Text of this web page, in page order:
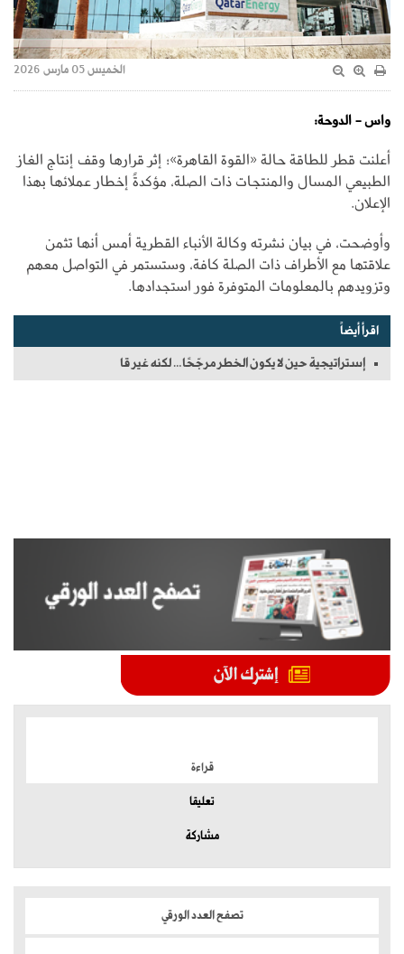
الخميس 05 مارس 2026
واس - الدوحة:
أعلنت قطر للطاقة حالة «القوة القاهرة»؛ إثر قرارها وقف إنتاج الغاز
الطبيعي المسال والمنتجات ذات الصلة، مؤكدةً إخطار عملائها بهذا
الإعلان.
وأوضحت، في بيان نشرته وكالة الأنباء القطرية أمس أنها تثمن
علاقتها مع الأطراف ذات الصلة كافة، وستستمر في التواصل معهم
وتزويدهم بالمعلومات المتوفرة فور استجدادها.
اقرأ أيضاً
إستراتيجية حين لا يكون الخطر مرجّحًا… لكنه غير قا
قراءة
تعليقا
مشاركة
تصفح العدد الورقي